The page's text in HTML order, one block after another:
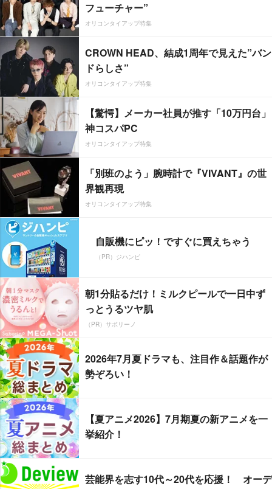
フューチャー”
オリコンタイアップ特集
CROWN HEAD、結成1周年で見えた”バン
ドらしさ”
オリコンタイアップ特集
【驚愕】メーカー社員が推す「10万円台」
神コスパPC
オリコンタイアップ特集
「別班のよう」腕時計で『VIVANT』の世
界観再現
オリコンタイアップ特集
自販機にピッ！ですぐに買えちゃう
（PR）ジハンピ
朝1分貼るだけ！ミルクピールで一日中ず
っとうるツヤ肌
（PR）サボリーノ
2026年7月夏ドラマも、注目作＆話題作が
勢ぞろい！
【夏アニメ2026】7月期夏の新アニメを一
挙紹介！
芸能界を志す10代～20代を応援！ オーデ